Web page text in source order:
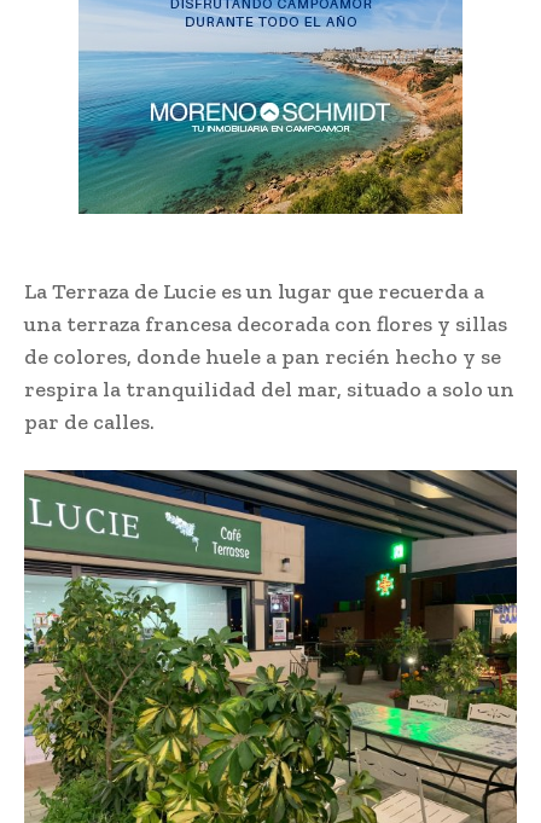
La Terraza de Lucie es un lugar que recuerda a
una terraza francesa decorada con flores y sillas
de colores, donde huele a pan recién hecho y se
respira la tranquilidad del mar, situado a solo un
par de calles.